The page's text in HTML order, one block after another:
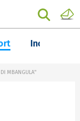
Inchieste
MBANGULA"